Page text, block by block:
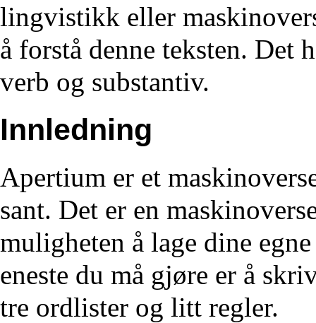
lingvistikk eller
å forstå denne teksten.
verb og substantiv.
Innledning
Apertium er et
sant. Det er en
muligheten å lage dine
eneste du må gjøre er å
tre ordlister og litt regler.